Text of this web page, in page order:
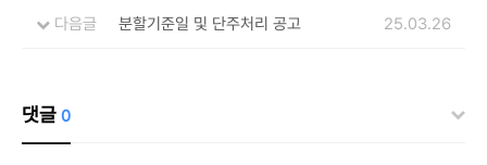
다음글 분할기준일 및 단주처리 공고 25.03.26
댓글 0